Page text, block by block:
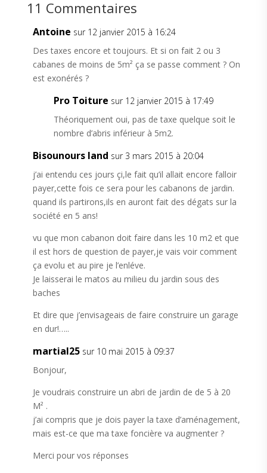
11 Commentaires
Antoine sur 12 janvier 2015 à 16:24
Des taxes encore et toujours. Et si on fait 2 ou 3
cabanes de moins de 5m² ça se passe comment ? On
est exonérés ?
Pro Toiture sur 12 janvier 2015 à 17:49
Théoriquement oui, pas de taxe quelque soit le
nombre d’abris inférieur à 5m2.
Bisounours land sur 3 mars 2015 à 20:04
j’ai entendu ces jours çi,le fait qu’il allait encore falloir
payer,cette fois ce sera pour les cabanons de jardin.
quand ils partirons,ils en auront fait des dégats sur la
société en 5 ans!
vu que mon cabanon doit faire dans les 10 m2 et que
il est hors de question de payer,je vais voir comment
ça evolu et au pire je l’enléve.
Je laisserai le matos au milieu du jardin sous des
baches
Et dire que j’envisageais de faire construire un garage
en dur!…..
martial25 sur 10 mai 2015 à 09:37
Bonjour,
Je voudrais construire un abri de jardin de de 5 à 20
M² .
j’ai compris que je dois payer la taxe d’aménagement,
mais est-ce que ma taxe foncière va augmenter ?
Merci pour vos réponses